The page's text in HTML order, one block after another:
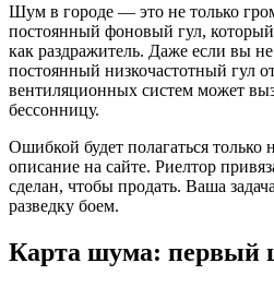
Шум в городе — это не только
постоянный фоновый гул,
как раздражитель. Даже если вы
постоянный низкочастотный гул
вентиляционных систем может
бессонницу.
Ошибкой будет полагаться только
описание на сайте. Риелтор
сделан, чтобы продать. Ваша
разведку боем.
Карта шума: первый